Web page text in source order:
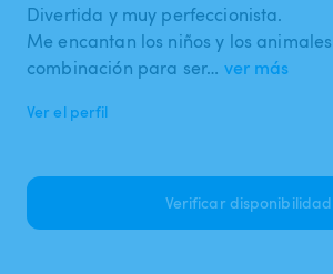
Divertida y muy perfeccionista.
Me encantan los niños y los
combinación para ser… ver más
Ver el perfil
Verificar disponibilidad